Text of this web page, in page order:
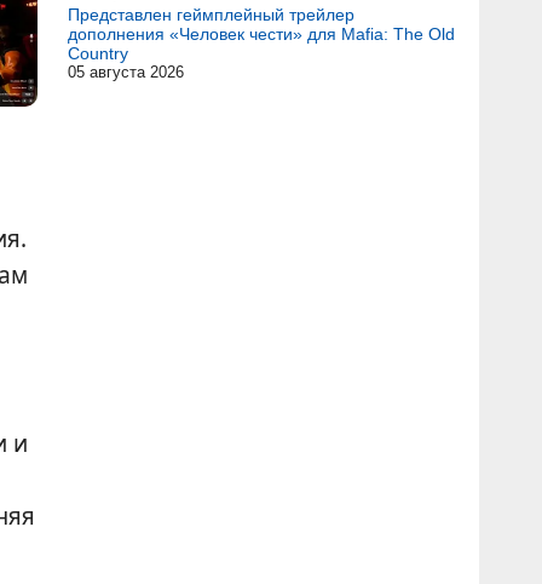
и
Представлен геймплейный трейлер
дополнения «Человек чести» для Mafia: The Old
Country
05 августа 2026